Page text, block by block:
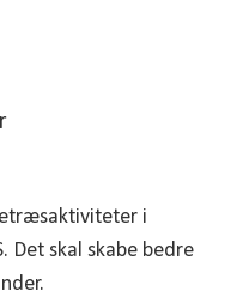
i
Det skal skabe bedre